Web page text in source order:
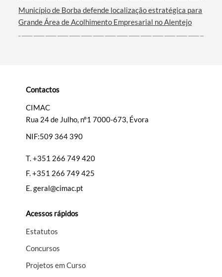
Categorias gerais
Município de Borba defende localização estratégica para
Grande Área de Acolhimento Empresarial no Alentejo
Contactos
CIMAC
Rua 24 de Julho, nº1 7000-673, Évora
NIF:509 364 390
T.+351 266 749 420
F.+351 266 749 425
E.geral@cimac.pt
Acessos rápidos
Estatutos
Concursos
Projetos em Curso